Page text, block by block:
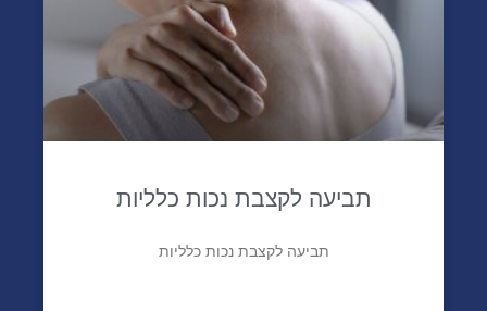
תביעה לקצבת נכות כלליות
תביעה לקצבת נכות כלליות